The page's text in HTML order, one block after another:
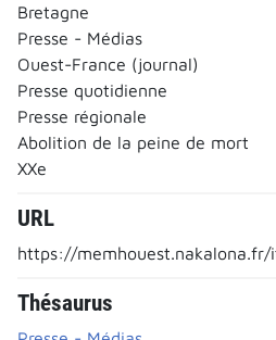
Bretagne
Presse - Médias
Ouest-France (journal)
Presse quotidienne
Presse régionale
Abolition de la peine de mort
XXe
URL
https://memhouest.nakalona.fr/
Thésaurus